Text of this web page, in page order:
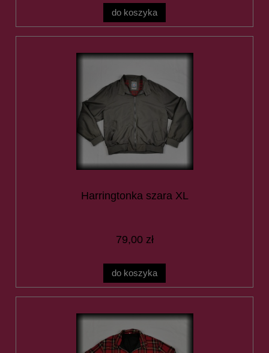
do koszyka
Harringtonka szara XL
79,00 zł
do koszyka